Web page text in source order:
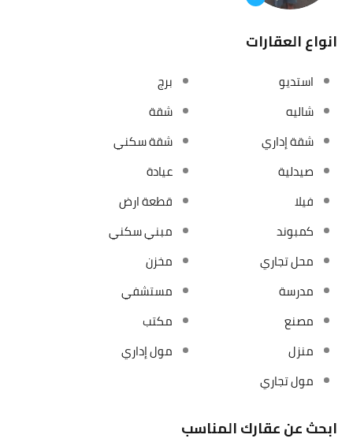
انواع العقارات
استديو
برج
شاليه
شقة
شقة إداري
شقة سكني
صيدلية
عيادة
فيلا
قطعة ارض
كمبوند
مبني سكني
محل تجاري
مخزن
مدرسة
مستشفي
مصنع
مكتب
منزل
مول إداري
مول تجاري
ابحث عن عقارك المناسب